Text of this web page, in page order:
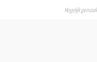
Mogelijk